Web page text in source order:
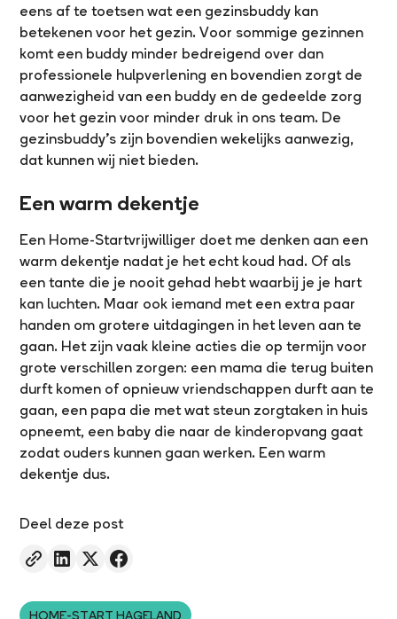
eens af te toetsen wat een gezinsbuddy kan
betekenen voor het gezin. Voor sommige gezinnen
komt een buddy minder bedreigend over dan
professionele hulpverlening en bovendien zorgt de
aanwezigheid van een buddy en de gedeelde zorg
voor het gezin voor minder druk in ons team. De
gezinsbuddy’s zijn bovendien wekelijks aanwezig,
dat kunnen wij niet bieden.
Een warm dekentje
Een Home-Startvrijwilliger doet me denken aan een
warm dekentje nadat je het echt koud had. Of als
een tante die je nooit gehad hebt waarbij je je hart
kan luchten. Maar ook iemand met een extra paar
handen om grotere uitdagingen in het leven aan te
gaan. Het zijn vaak kleine acties die op termijn voor
grote verschillen zorgen: een mama die terug buiten
durft komen of opnieuw vriendschappen durft aan te
gaan, een papa die met wat steun zorgtaken in huis
opneemt, een baby die naar de kinderopvang gaat
zodat ouders kunnen gaan werken. Een warm
dekentje dus.
Deel deze post
HOME-START HAGELAND